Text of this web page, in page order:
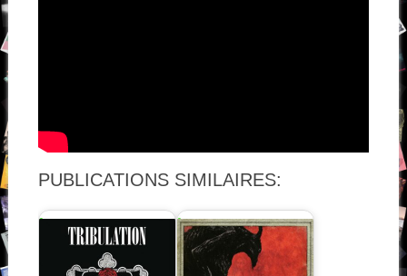
PUBLICATIONS SIMILAIRES: